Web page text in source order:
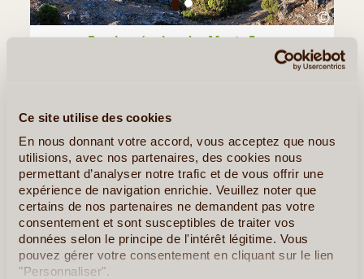
Ce site utilise des cookies
En nous donnant votre accord, vous acceptez que nous
utilisions, avec nos partenaires, des cookies nous
permettant d’analyser notre trafic et de vous offrir une
expérience de navigation enrichie. Veuillez noter que
certains de nos partenaires ne demandent pas votre
consentement et sont susceptibles de traiter vos
données selon le principe de l'intérêt légitime. Vous
pouvez gérer votre consentement en cliquant sur le lien
"Personnaliser".
©
Randonnée dans les Monts Fann
En plein cœur du Tadjikistan, les montagnes Fann dévoilent un
flirtant avec les 5 000 mètres d'altitude, des (...)
Tous les Articles ≻
Notre Guide de Voyage - Tadjikistan